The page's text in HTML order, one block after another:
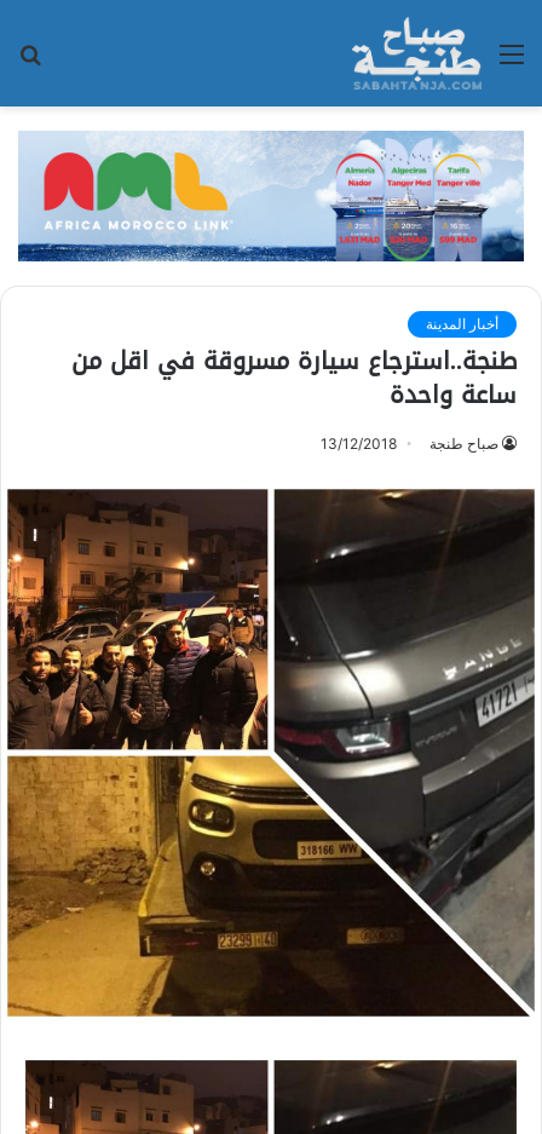
القائمة
أخبار المدينة
طنجة..استرجاع سيارة مسروقة في اقل من
ساعة واحدة
صباح طنجة 13/12/2018